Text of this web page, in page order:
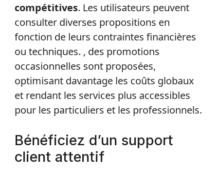
compétitives. Les utilisateurs peuvent
consulter diverses propositions en
fonction de leurs contraintes financières
ou techniques. , des promotions
occasionnelles sont proposées,
optimisant davantage les coûts globaux
et rendant les services plus accessibles
pour les particuliers et les professionnels.
Bénéficiez d’un support
client attentif